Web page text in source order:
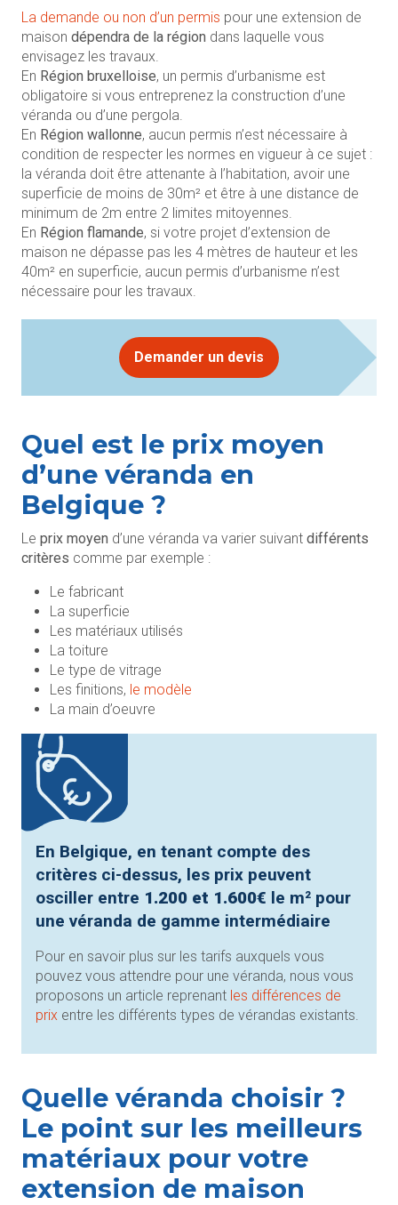
La demande ou non d’un permis pour une extension de
maison dépendra de la région dans laquelle vous
envisagez les travaux.
En Région bruxelloise, un permis d’urbanisme est
obligatoire si vous entreprenez la construction d’une
véranda ou d’une pergola.
En Région wallonne, aucun permis n’est nécessaire à
condition de respecter les normes en vigueur à ce sujet :
la véranda doit être attenante à l’habitation, avoir une
superficie de moins de 30m² et être à une distance de
minimum de 2m entre 2 limites mitoyennes.
En Région flamande, si votre projet d’extension de
maison ne dépasse pas les 4 mètres de hauteur et les
40m² en superficie, aucun permis d’urbanisme n’est
nécessaire pour les travaux.
Demander un devis
Quel est le prix moyen
d’une véranda en
Belgique ?
Le prix moyen d’une véranda va varier suivant différents
critères comme par exemple :
Le fabricant
La superficie
Les matériaux utilisés
La toiture
Le type de vitrage
Les finitions, le modèle
La main d’oeuvre
En Belgique, en tenant compte des
critères ci-dessus, les prix peuvent
osciller entre 1.200 et 1.600€ le m² pour
une véranda de gamme intermédiaire
Pour en savoir plus sur les tarifs auxquels vous
pouvez vous attendre pour une véranda, nous vous
proposons un article reprenant les différences de
prix entre les différents types de vérandas existants.
Quelle véranda choisir ?
Le point sur les meilleurs
matériaux pour votre
extension de maison